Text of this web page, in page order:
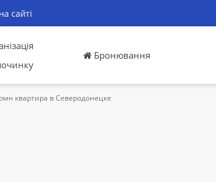
сайті
Бронювання
квартира в Северодонецке